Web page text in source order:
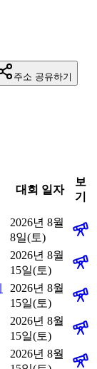
주소 공유하기
대회 일자
보
기
2026년 8월
8일(토)
2026년 8월
15일(토)
2026년 8월
15일(토)
2026년 8월
15일(토)
2026년 8월